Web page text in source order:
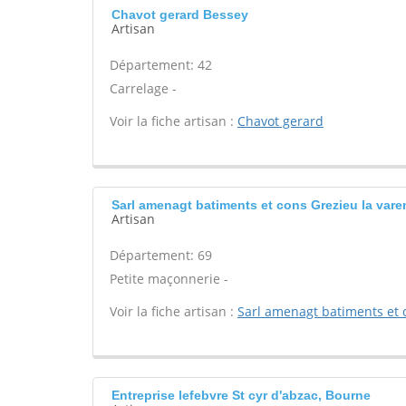
Chavot gerard Bessey
Artisan
Département: 42
Carrelage -
Voir la fiche artisan : Chavot gerard
Sarl amenagt batiments et cons Grezieu la
Artisan
Département: 69
Petite maçonnerie -
Voir la fiche artisan : Sarl amenagt batiments et
Entreprise lefebvre St cyr d'abzac, Bourne